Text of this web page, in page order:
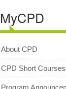
MyCPD
About CPD
CPD Short
Program